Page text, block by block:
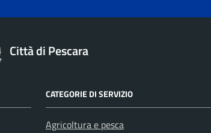
Città di Pescara
CATEGORIE DI SERVIZIO
Agricoltura e pesca